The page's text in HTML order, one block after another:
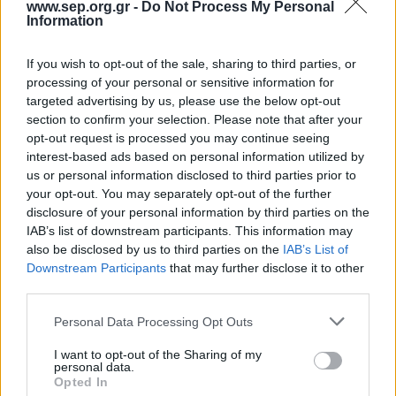
www.sep.org.gr - Do Not Process My Personal
Information
If you wish to opt-out of the sale, sharing to third parties, or
processing of your personal or sensitive information for
targeted advertising by us, please use the below opt-out
section to confirm your selection. Please note that after your
opt-out request is processed you may continue seeing
interest-based ads based on personal information utilized by
us or personal information disclosed to third parties prior to
your opt-out. You may separately opt-out of the further
disclosure of your personal information by third parties on the
IAB’s list of downstream participants. This information may
also be disclosed by us to third parties on the IAB’s List of
Downstream Participants that may further disclose it to other
Please note that this website/app uses one or more Google
not limited to your visit or usage behaviour. You may click to
grant or deny consent to Google and its third-party tags to
use your data for below specified purposes in below Google
Personal Data Processing Opt Outs
I want to opt-out of the Sharing of my
personal data.
Opted In
Κατηγορίες: Κοινωνία
Πρόεδρο ή Γενικό Έφορο του Σώματος Ελλήνων
Προσκόπων, μιλούν για έναν άνθρωπο με πείσμα
στους στόχους, φίλο με τον καθέναν, ανοικτό
για συνεργασία με όλους, κυρίως όμως για έναν
βοηθό σε όποιον είχε ανάγκη.
Μετά την μετεκπαίδευση στη μαστολογία που
έλαβε στο Μιλάνο, δίδαξε ογκολογία στο
Δημοκρίτειο Πανεπιστήμιο, και θήτευσε επί
σειρά ετών ως χειρουργός σε δημόσια
νοσοκομεία. Πολύ γρήγορα θεωρήθηκε ένας από
τους σημαντικότερους χειρουργούς μαστού
στην Ελλάδα. Παρά την σημαντική θέση που είχε
χειρουργείο ίδιος δωρεάν εκείνους που είχαν
ανάγκη, αλλά δεν είχαν την οικονομική